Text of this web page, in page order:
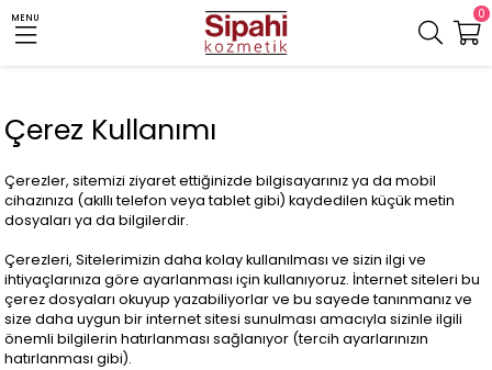
MENU 0
Çerez Kullanımı
Çerezler, sitemizi ziyaret ettiğinizde bilgisayarınız ya da mobil
cihazınıza (akıllı telefon veya tablet gibi) kaydedilen küçük metin
dosyaları ya da bilgilerdir.
Çerezleri, Sitelerimizin daha kolay kullanılması ve sizin ilgi ve
ihtiyaçlarınıza göre ayarlanması için kullanıyoruz. İnternet siteleri bu
çerez dosyaları okuyup yazabiliyorlar ve bu sayede tanınmanız ve
size daha uygun bir internet sitesi sunulması amacıyla sizinle ilgili
önemli bilgilerin hatırlanması sağlanıyor (tercih ayarlarınızın
hatırlanması gibi).